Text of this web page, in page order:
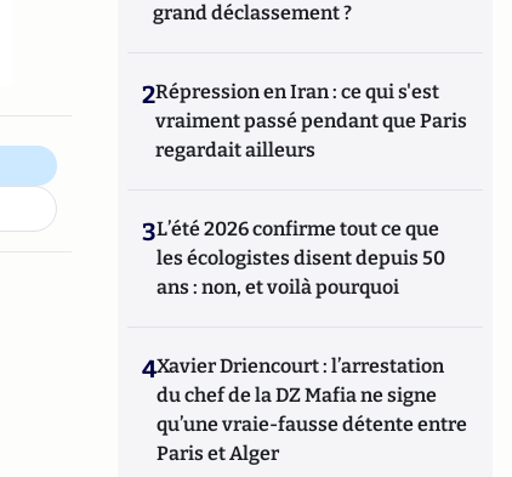
grand déclassement ?
2Répression en Iran : ce qui s'est
vraiment passé pendant que Paris
regardait ailleurs
3L’été 2026 confirme tout ce que
les écologistes disent depuis 50
ans : non, et voilà pourquoi
4Xavier Driencourt : l’arrestation
du chef de la DZ Mafia ne signe
qu’une vraie-fausse détente entre
Paris et Alger